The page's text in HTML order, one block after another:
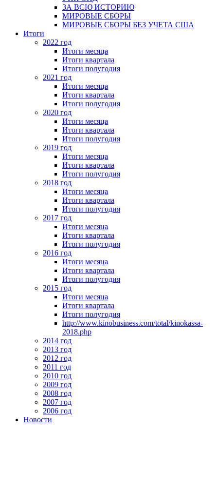
ЗА ВСЮ ИСТОРИЮ
МИРОВЫЕ СБОРЫ
МИРОВЫЕ СБОРЫ БЕЗ УЧЕТА США
Итоги
2022 год
Итоги месяца
Итоги квартала
Итоги полугодия
2021 год
Итоги месяца
Итоги квартала
Итоги полугодия
2020 год
Итоги месяца
Итоги квартала
Итоги полугодия
2019 год
Итоги месяца
Итоги квартала
Итоги полугодия
2018 год
Итоги месяца
Итоги квартала
Итоги полугодия
2017 год
Итоги месяца
Итоги квартала
Итоги полугодия
2016 год
Итоги месяца
Итоги квартала
Итоги полугодия
2015 год
Итоги месяца
Итоги квартала
Итоги полугодия
http://www.kinobusiness.com/total/kinokassa-
2018.php
2014 год
2013 год
2012 год
2011 год
2010 год
2009 год
2008 год
2007 год
2006 год
Новости